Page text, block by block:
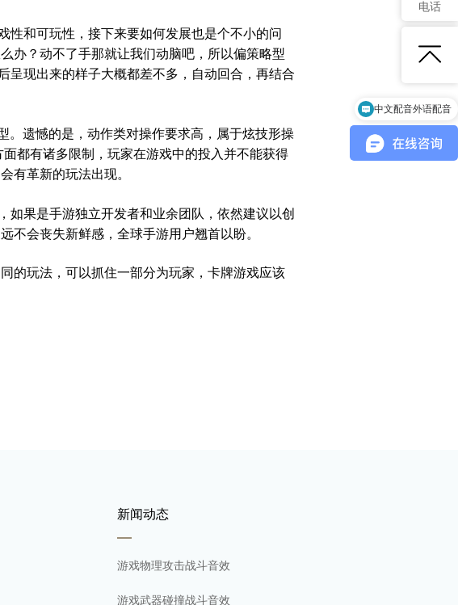
性和可玩性，接下来要如何发展也是个不小的问
办？动不了手那就让我们动脑吧，所以偏策略型
呈现出来的样子大概都差不多， 自动回合，再结合
。遗憾的是，动作类对操作要求高，属于炫技形操
都有诸多限制，玩家在游戏中的投入并不能获得
有革新的玩法出现。
如果是手游独立开发者和业余团队，依然建议以创
不会丧失新鲜感，全球手游用户翘首以盼。
的玩法，可以抓住一部分为玩家，卡牌游戏应该
新闻动态
游戏物理攻击战斗音效
游戏武器碰撞战斗音效
电话
中文配音外语配音